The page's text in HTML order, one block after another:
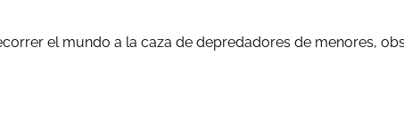
el mundo a la caza de depredadores de menores,